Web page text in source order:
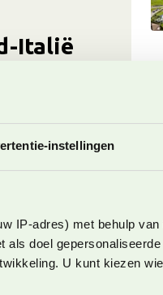
instellingen
IP-adres) met behulp van
doel
U kunt kiezen
Italië
wordt
en daarom
het 40
je er in de
maken.
op zoek naar
Boutique.